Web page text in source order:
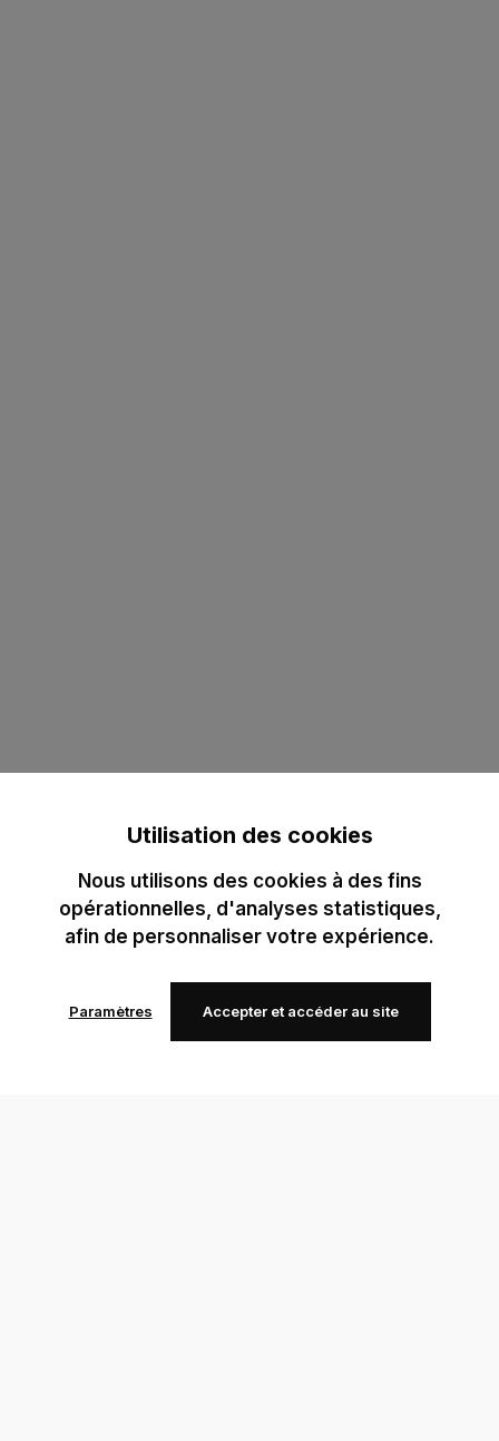
Utilisation des cookies
Nous utilisons des cookies à des fins
opérationnelles, d'analyses statistiques,
afin de personnaliser votre expérience.
Paramètres Accepter et accéder au site